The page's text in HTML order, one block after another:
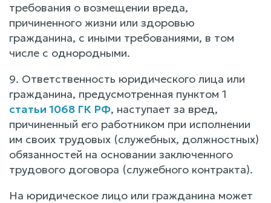
требования о возмещении вреда,
причиненного жизни или здоровью
гражданина, с иными требованиями, в том
числе с однородными.
9. Ответственность юридического лица или
гражданина, предусмотренная пунктом 1
статьи 1068 ГК РФ, наступает за вред,
причиненный его работником при исполнении
им своих трудовых (служебных, должностных)
обязанностей на основании заключенного
трудового договора (служебного контракта).
На юридическое лицо или гражданина может